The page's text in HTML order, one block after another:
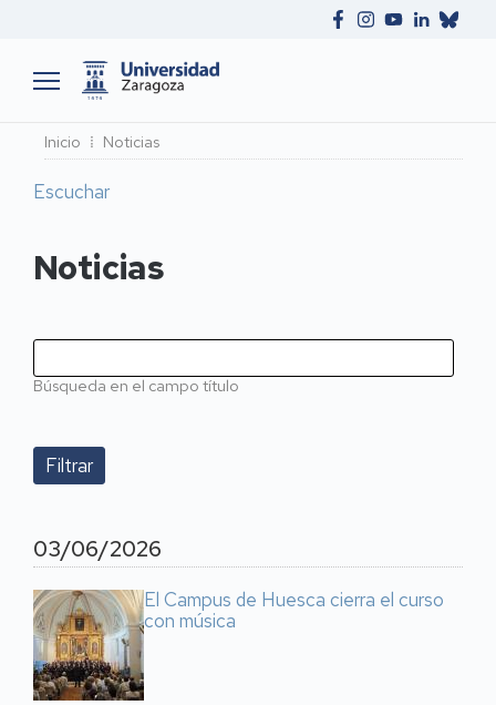
Ruta
de
navegación
Inicio Noticias
Escuchar
Noticias
Búsqueda en el campo título
03/06/2026
El Campus de Huesca cierra el curso
con música